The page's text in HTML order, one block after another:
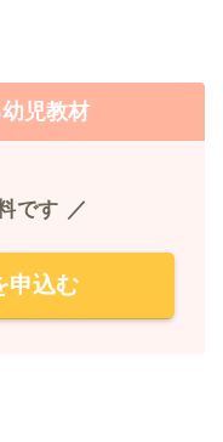
児教材
です ／
申込む